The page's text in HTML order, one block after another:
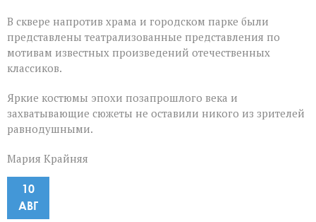
В сквере напротив храма и городском парке были
представлены театрализованные представления по
мотивам известных произведений отечественных
классиков.
Яркие костюмы эпохи позапрошлого века и
захватывающие сюжеты не оставили никого из зрителей
равнодушными.
Мария Крайняя
10
АВГ